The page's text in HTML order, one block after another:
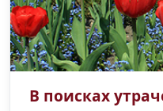
В поисках